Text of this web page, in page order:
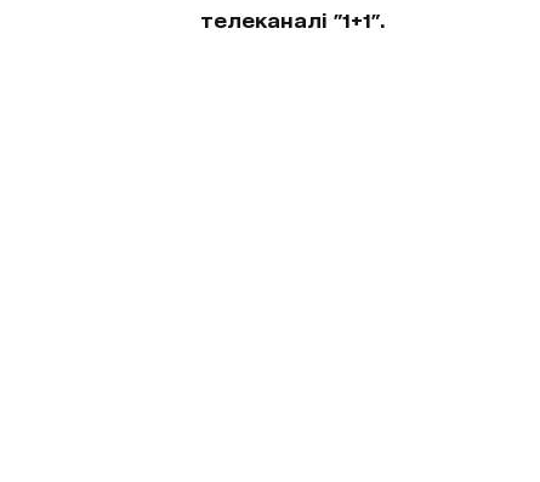
телеканалі "1+1".